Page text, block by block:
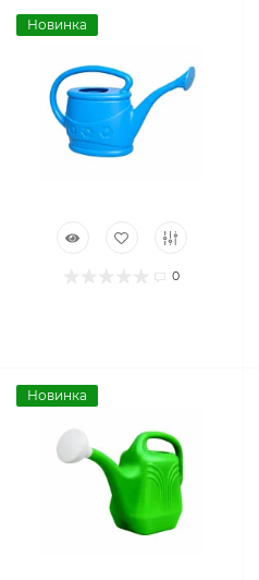
Новинка
0
Новинка